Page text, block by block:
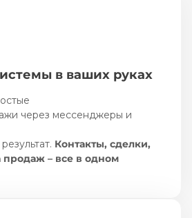
в ваших руках
через мессенджеры и
Контакты, сделки,
продаж – все в одном